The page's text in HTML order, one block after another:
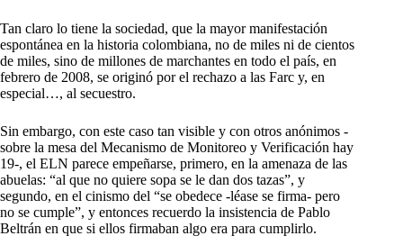
Tan claro lo tiene la sociedad, que la mayor manifestación
espontánea en la historia colombiana, no de miles ni de cientos
de miles, sino de millones de marchantes en todo el país, en
febrero de 2008, se originó por el rechazo a las Farc y, en
especial…, al secuestro.
Sin embargo, con este caso tan visible y con otros anónimos -
sobre la mesa del Mecanismo de Monitoreo y Verificación hay
19-, el ELN parece empeñarse, primero, en la amenaza de las
abuelas: “al que no quiere sopa se le dan dos tazas”, y
segundo, en el cinismo del “se obedece -léase se firma- pero
no se cumple”, y entonces recuerdo la insistencia de Pablo
Beltrán en que si ellos firmaban algo era para cumplirlo.